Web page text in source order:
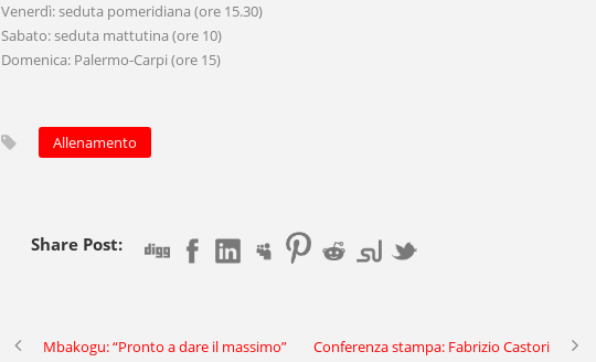
Venerdì: seduta pomeridiana (ore 15.30)
Sabato: seduta mattutina (ore 10)
Domenica: Palermo-Carpi (ore 15)
Allenamento
Share Post:
Mbakogu: “Pronto a dare il massimo” Conferenza stampa: Fabrizio Castori